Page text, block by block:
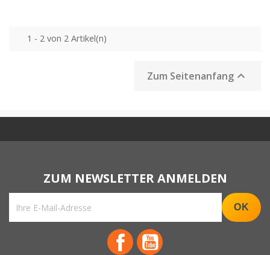
1 - 2 von 2 Artikel(n)
Zum Seitenanfang 
Facebook